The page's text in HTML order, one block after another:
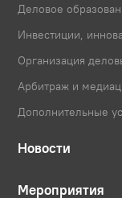
Деловое
Инвестиции,
Организация
Арбитраж и
Дополнительные
Новости
Мероприятия